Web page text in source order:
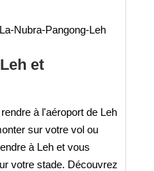
Nubra-Pangong-Leh
et
à l'aéroport de Leh
sur votre vol ou
à Leh et vous
votre stade. Découvrez